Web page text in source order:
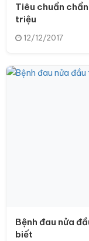
Tiêu chuẩn
triệu
12/12/2017
Bệnh đau nửa
biết